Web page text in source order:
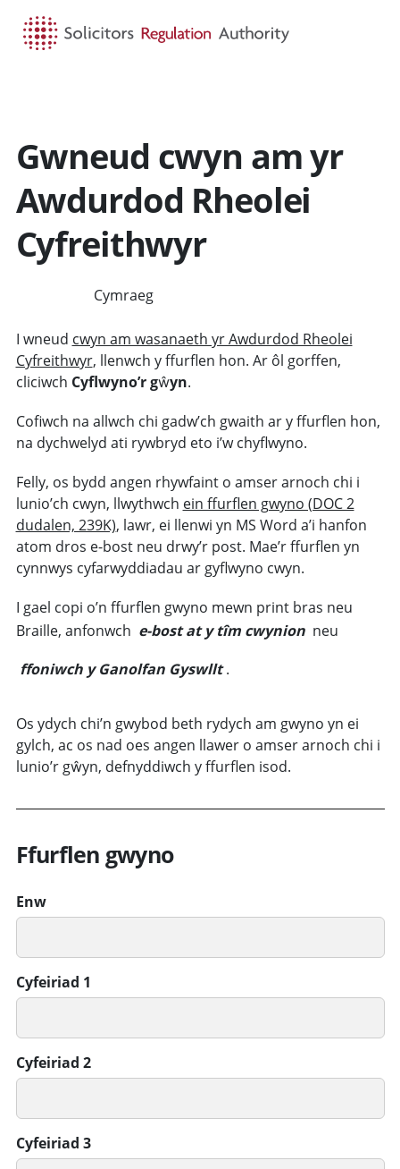
Gwneud cwyn am yr
Awdurdod Rheolei
Cyfreithwyr
Cymraeg
I wneud cwyn am wasanaeth yr Awdurdod Rheolei
Cyfreithwyr, llenwch y ffurflen hon. Ar ôl gorffen,
cliciwch Cyflwyno’r gŵyn.
Cofiwch na allwch chi gadw’ch gwaith ar y ffurflen hon,
na dychwelyd ati rywbryd eto i’w chyflwyno.
Felly, os bydd angen rhywfaint o amser arnoch chi i
lunio’ch cwyn, llwythwch ein ffurflen gwyno (DOC 2
dudalen, 239K), lawr, ei llenwi yn MS Word a’i hanfon
atom dros e-bost neu drwy’r post. Mae’r ffurflen yn
cynnwys cyfarwyddiadau ar gyflwyno cwyn.
I gael copi o’n ffurflen gwyno mewn print bras neu
Braille, anfonwch e-bost at y tîm cwynion neu
ffoniwch y Ganolfan Gyswllt .
Os ydych chi’n gwybod beth rydych am gwyno yn ei
gylch, ac os nad oes angen llawer o amser arnoch chi i
lunio’r gŵyn, defnyddiwch y ffurflen isod.
Ffurflen gwyno
Enw
Cyfeiriad 1
Cyfeiriad 2
Cyfeiriad 3